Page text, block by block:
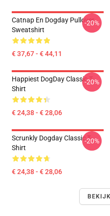
Catnap En Dogday Pullover
Sweatshirt
€ 37,67 - € 44,11
-20%
Happiest DogDay Classic T-
Shirt
€ 24,38 - € 28,06
-20%
Scrunkly Dogday Classic T-
Shirt
€ 24,38 - € 28,06
-20%